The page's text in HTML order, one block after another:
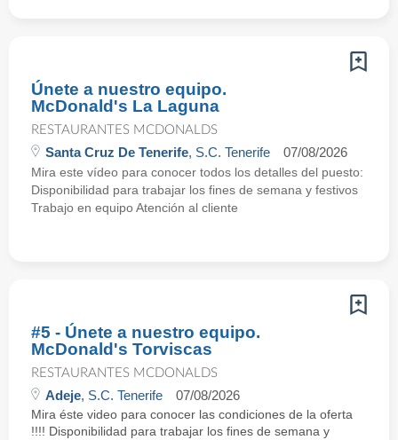
Únete a nuestro equipo.
McDonald's La Laguna
RESTAURANTES MCDONALDS
Santa Cruz De Tenerife, S.C. Tenerife 07/08/2026
Mira este vídeo para conocer todos los detalles del puesto:
Disponibilidad para trabajar los fines de semana y festivos
Trabajo en equipo Atención al cliente
#5 - Únete a nuestro equipo.
McDonald's Torviscas
RESTAURANTES MCDONALDS
Adeje, S.C. Tenerife 07/08/2026
Mira éste video para conocer las condiciones de la oferta
!!!! Disponibilidad para trabajar los fines de semana y